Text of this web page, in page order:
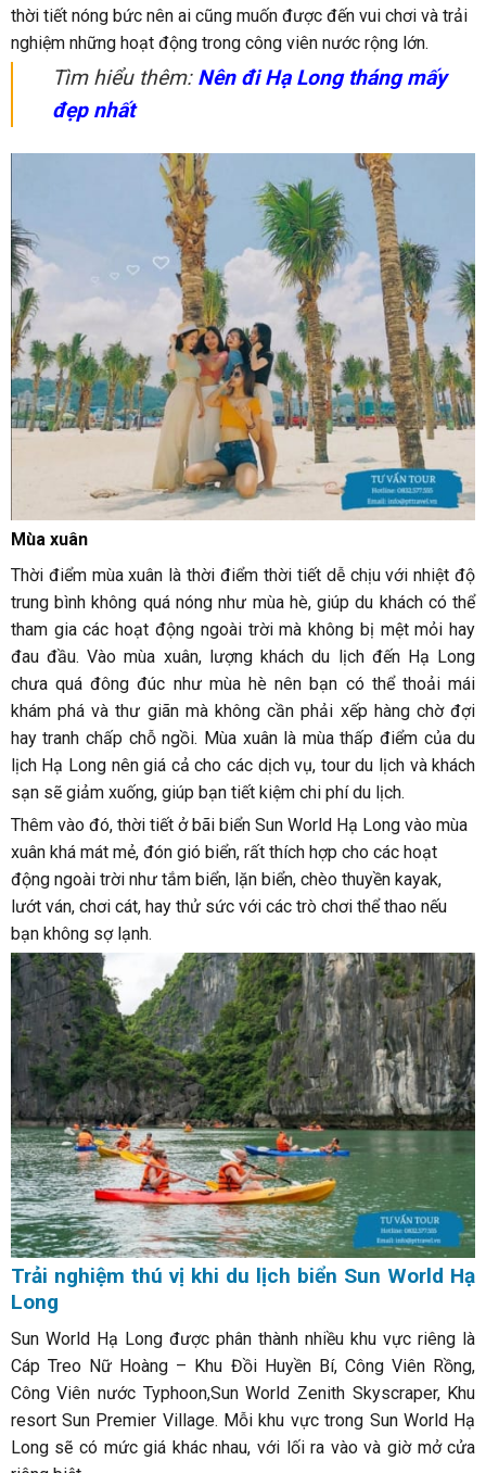
thời tiết nóng bức nên ai cũng muốn được đến vui chơi và trải
nghiệm những hoạt động trong công viên nước rộng lớn.
Tìm hiểu thêm: Nên đi Hạ Long tháng mấy
đẹp nhất
Mùa xuân
Thời điểm mùa xuân là thời điểm thời tiết dễ chịu với nhiệt độ
trung bình không quá nóng như mùa hè, giúp du khách có thể
tham gia các hoạt động ngoài trời mà không bị mệt mỏi hay
đau đầu. Vào mùa xuân, lượng khách du lịch đến Hạ Long
chưa quá đông đúc như mùa hè nên bạn có thể thoải mái
khám phá và thư giãn mà không cần phải xếp hàng chờ đợi
hay tranh chấp chỗ ngồi. Mùa xuân là mùa thấp điểm của du
lịch Hạ Long nên giá cả cho các dịch vụ, tour du lịch và khách
sạn sẽ giảm xuống, giúp bạn tiết kiệm chi phí du lịch.
Thêm vào đó, thời tiết ở bãi biển Sun World Hạ Long vào mùa
xuân khá mát mẻ, đón gió biển, rất thích hợp cho các hoạt
động ngoài trời như tắm biển, lặn biển, chèo thuyền kayak,
lướt ván, chơi cát, hay thử sức với các trò chơi thể thao nếu
bạn không sợ lạnh.
Trải nghiệm thú vị khi du lịch biển Sun World Hạ
Long
Sun World Hạ Long được phân thành nhiều khu vực riêng là
Cáp Treo Nữ Hoàng – Khu Đồi Huyền Bí, Công Viên Rồng,
Công Viên nước Typhoon,Sun World Zenith Skyscraper, Khu
resort Sun Premier Village. Mỗi khu vực trong Sun World Hạ
Long sẽ có mức giá khác nhau, với lối ra vào và giờ mở cửa